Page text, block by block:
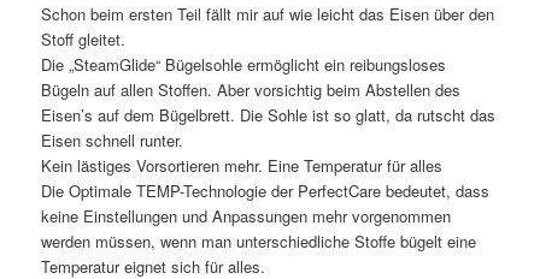
Schon beim ersten Teil fällt mir auf wie leicht das Eisen über den
Stoff gleitet.
Die „SteamGlide“ Bügelsohle ermöglicht ein reibungsloses
Bügeln auf allen Stoffen. Aber vorsichtig beim Abstellen des
Eisen’s auf dem Bügelbrett. Die Sohle ist so glatt, da rutscht das
Eisen schnell runter.
Kein lästiges Vorsortieren mehr. Eine Temperatur für alles
Die Optimale TEMP-Technologie der PerfectCare bedeutet, dass
keine Einstellungen und Anpassungen mehr vorgenommen
werden müssen, wenn man unterschiedliche Stoffe bügelt eine
Temperatur eignet sich für alles.